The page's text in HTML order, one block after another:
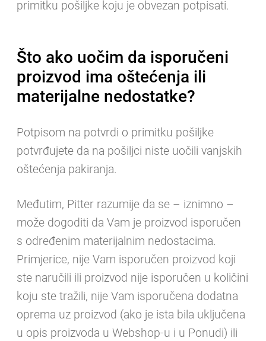
primitku pošiljke koju je obvezan potpisati.
Što ako uočim da isporučeni
proizvod ima oštećenja ili
materijalne nedostatke?
Potpisom na potvrdi o primitku pošiljke
potvrđujete da na pošiljci niste uočili vanjskih
oštećenja pakiranja.
Međutim, Pitter razumije da se – iznimno –
može dogoditi da Vam je proizvod isporučen
s određenim materijalnim nedostacima.
Primjerice, nije Vam isporučen proizvod koji
ste naručili ili proizvod nije isporučen u količini
koju ste tražili, nije Vam isporučena dodatna
oprema uz proizvod (ako je ista bila uključena
u opis proizvoda u Webshop-u i u Ponudi) ili